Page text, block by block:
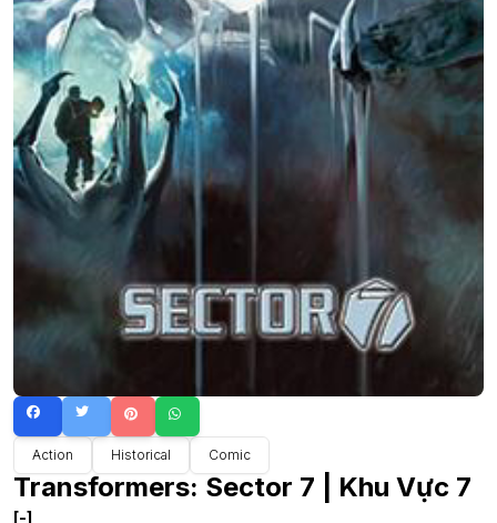
Action Historical Comic
Transformers: Sector 7 | Khu Vực 7
[-]